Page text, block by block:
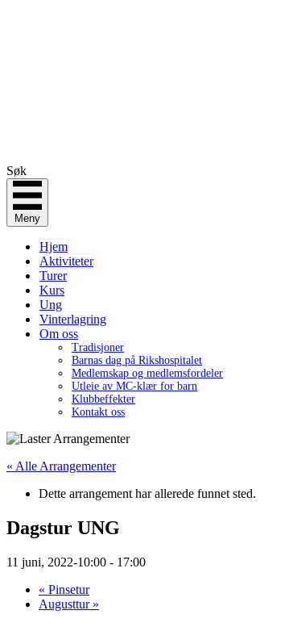
Søk
Meny
Hjem
Aktiviteter
Turer
Kurs
Ung
Vinterlagring
Om oss
Tradisjoner
Barnas dag på Rikshospitalet
Medlemskap og medlemsfordeler
Utleie av MC-klær for barn
Klubbeffekter
Kontakt oss
« Alle Arrangementer
Dette arrangement har allerede funnet sted.
Dagstur UNG
11 juni, 2022-10:00 - 17:00
« Pinsetur
Augusttur »